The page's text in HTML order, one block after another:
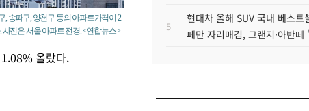
, 송파구, 양천구 등의 아파트가격이 2
사진은 서울 아파트 전경. <연합뉴스>
올랐다.
5
현대차 올해 SUV 국내 베스트
페만 자리매김, 그랜저·아반떼